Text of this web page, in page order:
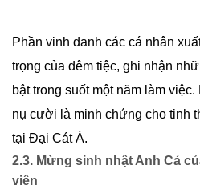
Phần vinh danh các cá nhân
trọng của đêm tiệc, ghi nhận
bật trong suốt một năm làm
nụ cười là minh chứng cho tinh
tại Đại Cát Á.
2.3. Mừng sinh nhật Anh Cả
viên